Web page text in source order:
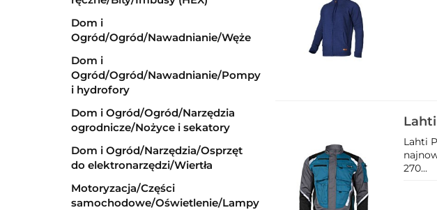
Dom i
Ogród/Ogród/Nawadnianie/Węże
Dom i
Ogród/Ogród/Nawadnianie/Pompy
i hydrofory
Dom i Ogród/Ogród/Narzędzia
ogrodnicze/Nożyce i sekatory
Dom i Ogród/Narzędzia/Osprzęt
do elektronarzędzi/Wiertła
Motoryzacja/Części
samochodowe/Oświetlenie/Lampy
Lahti
270...